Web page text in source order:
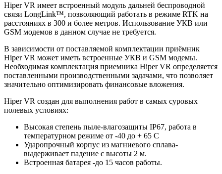
Hiper VR имеет встроенный модуль дальней беспроводной
связи LongLink™, позволяющий работать в режиме RTK на
расстояниях в 300 и более метров. Использование УКВ или
GSM модемов в данном случае не требуется.
В зависимости от поставляемой комплектации приёмник
Hiper VR может иметь встроенные УКВ и GSM модемы.
Необходимая комплектация приемника Hiper VR определяется
поставленными производственными задачами, что позволяет
значительно оптимизировать финансовые вложения.
Hiper VR создан для выполнения работ в самых суровых
полевых условиях:
Высокая степень пыле-влагозащиты IP67, работа в
температурном режиме от -40 до + 65 С
Ударопрочный корпус из магниевого сплава-
выдерживает падение с высоты 2 м.
Встроенная батарея -до 15 часов работы.